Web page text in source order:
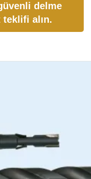
delme
alın.